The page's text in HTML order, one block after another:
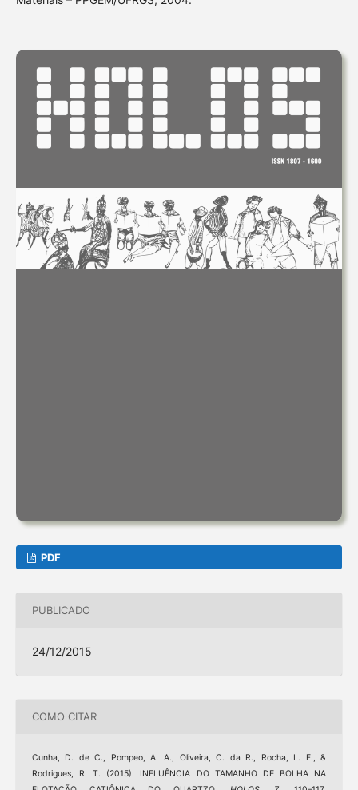
PDF
PUBLICADO
24/12/2015
COMO CITAR
Cunha, D. de C., Pompeo, A. A., Oliveira, C. da R., Rocha, L. F., &
Rodrigues, R. T. (2015). INFLUÊNCIA DO TAMANHO DE BOLHA NA